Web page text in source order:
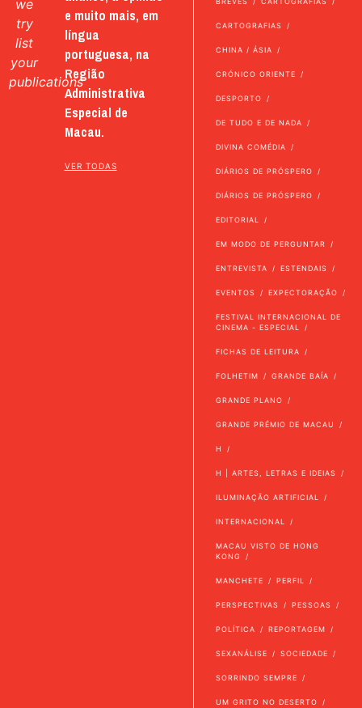
we
try
list
your
publications
e muito mais, em
língua
portuguesa, na
Região
Administrativa
Especial de
Macau.
VER TODAS
CARTOGRAFIAS
CHINA / ÁSIA
CRÓNICO ORIENTE
DESPORTO
DE TUDO E DE NADA
DIVINA COMÉDIA
DIÁRIOS DE PRÓSPERO
DIÁRIOS DE PRÓSPERO
EDITORIAL
EM MODO DE PERGUNTAR
ENTREVISTA ESTENDAIS
EVENTOS EXPECTORAÇÃO
FESTIVAL INTERNACIONAL DE
CINEMA - ESPECIAL
FICHAS DE LEITURA
FOLHETIM GRANDE BAÍA
GRANDE PLANO
GRANDE PRÉMIO DE MACAU
H
H | ARTES, LETRAS E IDEIAS
ILUMINAÇÃO ARTIFICIAL
INTERNACIONAL
MACAU VISTO DE HONG
KONG
MANCHETE PERFIL
PERSPECTIVAS PESSOAS
POLÍTICA REPORTAGEM
SEXANÁLISE SOCIEDADE
SORRINDO SEMPRE
UM GRITO NO DESERTO